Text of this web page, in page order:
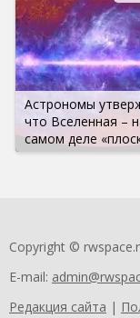
Астрономы
что Вселенная –
самом деле
Copyright ©
E-mail:
Редакция сайта |